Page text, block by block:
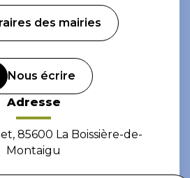
des mairies
Nous écrire
Adresse
85600 La Boissière-de-
Montaigu